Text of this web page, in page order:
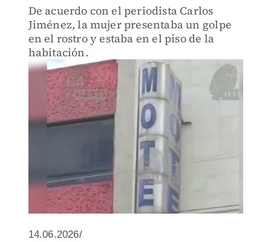
De acuerdo con el periodista Carlos
Jiménez, la mujer presentaba un golpe
en el rostro y estaba en el piso de la
habitación.
14.06.2026/